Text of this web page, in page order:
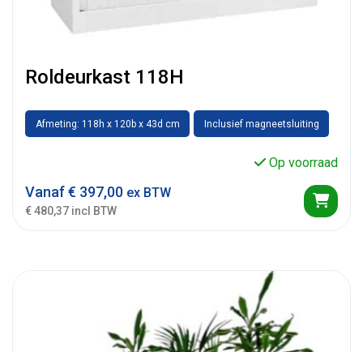
Roldeurkast 118H
Afmeting: 118h x 120b x 43d cm Inclusief magneetsluiting
Op voorraad
Vanaf€ 397,00 ex BTW
€ 480,37 incl BTW